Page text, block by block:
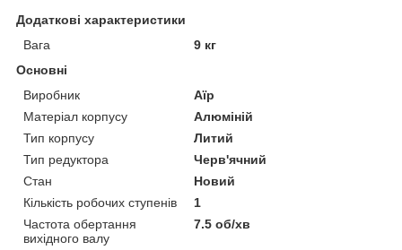
Додаткові характеристики
Вага
9 кг
Основні
Виробник
Аїр
Матеріал корпусу
Алюміній
Тип корпусу
Литий
Тип редуктора
Черв'ячний
Стан
Новий
Кількість робочих ступенів
1
Частота обертання
вихідного валу
7.5 об/хв